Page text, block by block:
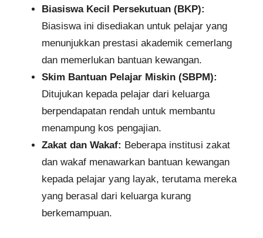
Biasiswa Kecil Persekutuan (BKP):
Biasiswa ini disediakan untuk pelajar yang
menunjukkan prestasi akademik cemerlang
dan memerlukan bantuan kewangan.​
Skim Bantuan Pelajar Miskin (SBPM):
Ditujukan kepada pelajar dari keluarga
berpendapatan rendah untuk membantu
menampung kos pengajian.​
Zakat dan Wakaf: Beberapa institusi zakat
dan wakaf menawarkan bantuan kewangan
kepada pelajar yang layak, terutama mereka
yang berasal dari keluarga kurang
berkemampuan.​